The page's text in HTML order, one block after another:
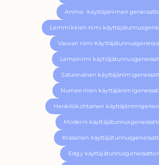
Anime -käyttäjänimen
Lemmikkien nimi
Vauvan nimi
Lempinimi
Satunnainen
Numeerinen
Henkilökohtainen
Moderni
Klassinen
Edgy käyttäjätunnusgeneraattori